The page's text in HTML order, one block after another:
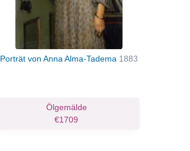
Porträt von Anna Alma-Tadema 1883
Ölgemälde
€1709